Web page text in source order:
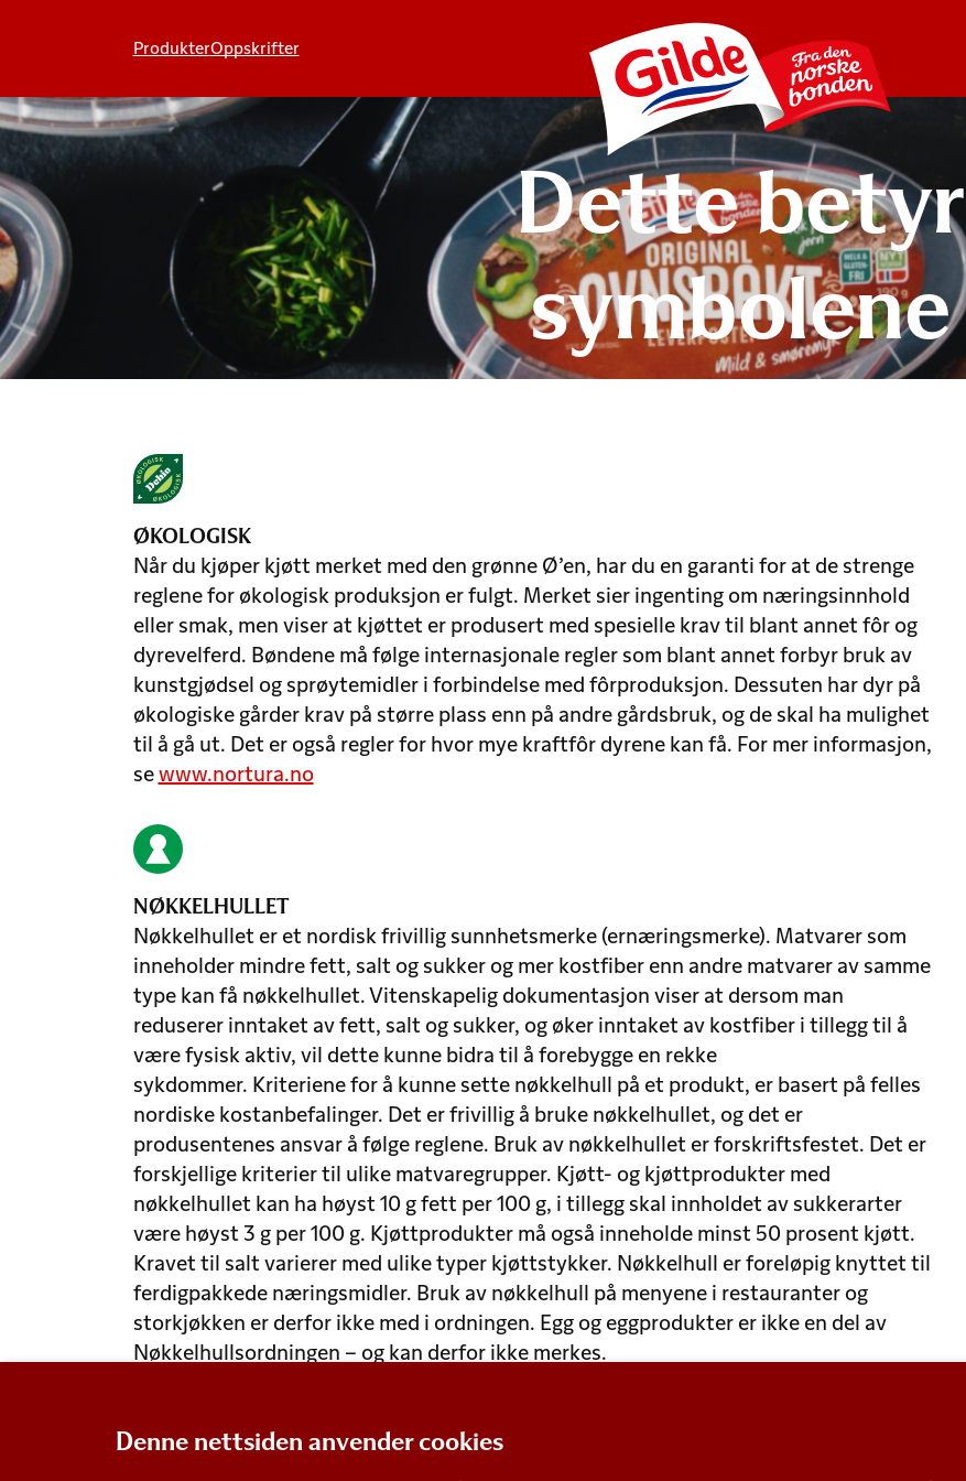
Denne nettsiden anvender cookies
ProdukterOppskrifter
Dette betyr
symbolene
ØKOLOGISK
Når du kjøper kjøtt merket med den grønne Ø’en, har du en garanti for at de strenge
reglene for økologisk produksjon er fulgt. Merket sier ingenting om næringsinnhold
eller smak, men viser at kjøttet er produsert med spesielle krav til blant annet fôr og
dyrevelferd. Bøndene må følge internasjonale regler som blant annet forbyr bruk av
kunstgjødsel og sprøytemidler i forbindelse med fôrproduksjon. Dessuten har dyr på
økologiske gårder krav på større plass enn på andre gårdsbruk, og de skal ha mulighet
til å gå ut. Det er også regler for hvor mye kraftfôr dyrene kan få. For mer informasjon,
sewww.nortura.no
NØKKELHULLET
Nøkkelhullet er et nordisk frivillig sunnhetsmerke (ernæringsmerke). Matvarer som
inneholder mindre fett, salt og sukker og mer kostfiber enn andre matvarer av samme
type kan få nøkkelhullet. Vitenskapelig dokumentasjon viser at dersom man
reduserer inntaket av fett, salt og sukker, og øker inntaket av kostfiber i tillegg til å
være fysisk aktiv, vil dette kunne bidra til å forebygge en rekke
sykdommer. Kriteriene for å kunne sette nøkkelhull på et produkt, er basert på felles
nordiske kostanbefalinger. Det er frivillig å bruke nøkkelhullet, og det er
produsentenes ansvar å følge reglene. Bruk av nøkkelhullet er forskriftsfestet. Det er
forskjellige kriterier til ulike matvaregrupper. Kjøtt- og kjøttprodukter med
nøkkelhullet kan ha høyst 10 g fett per 100 g, i tillegg skal innholdet av sukkerarter
være høyst 3 g per 100 g. Kjøttprodukter må også inneholde minst 50 prosent kjøtt.
Kravet til salt varierer med ulike typer kjøttstykker. Nøkkelhull er foreløpig knyttet til
ferdigpakkede næringsmidler. Bruk av nøkkelhull på menyene i restauranter og
storkjøkken er derfor ikke med i ordningen. Egg og eggprodukter er ikke en del av
Nøkkelhullsordningen – og kan derfor ikke merkes.